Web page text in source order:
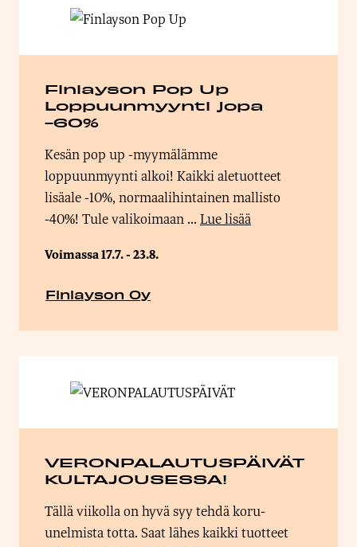
Finlayson Pop Up
Loppuunmyynti jopa
-60%
Kesän pop up -myymälämme
loppuunmyynti alkoi! Kaikki aletuotteet
lisäale -10%, normaalihintainen mallisto
-40%! Tule valikoimaan ... Lue lisää
Voimassa 17.7. - 23.8.
Finlayson Oy
VERONPALAUTUSPÄIVÄT
KULTAJOUSESSA!
Tällä viikolla on hyvä syy tehdä koru-
unelmista totta. Saat lähes kaikki tuotteet